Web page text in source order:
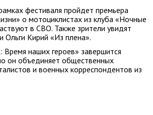
фестиваля пройдет премьера
о мотоциклистах из клуба «Ночные
в СВО. Также зрители увидят
Ольги Кирий «Из плена».
Время наших героев» завершится
он объединяет общественных
и военных корреспондентов из